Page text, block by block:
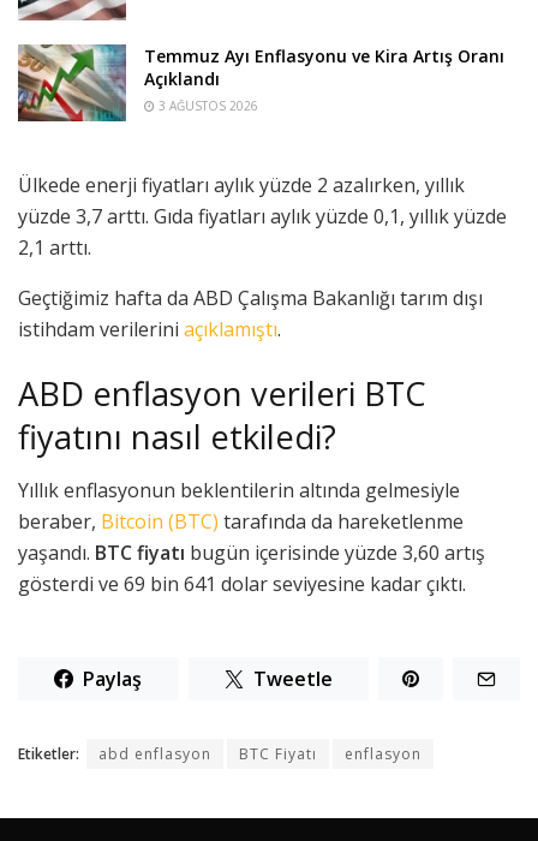
Temmuz Ayı Enflasyonu ve Kira Artış Oranı
Açıklandı
3 AĞUSTOS 2026
Ülkede enerji fiyatları aylık yüzde 2 azalırken, yıllık
yüzde 3,7 arttı. Gıda fiyatları aylık yüzde 0,1, yıllık yüzde
2,1 arttı.
Geçtiğimiz hafta da ABD Çalışma Bakanlığı tarım dışı
istihdam verilerini açıklamıştı.
ABD enflasyon verileri BTC
fiyatını nasıl etkiledi?
Yıllık enflasyonun beklentilerin altında gelmesiyle
beraber, Bitcoin (BTC) tarafında da hareketlenme
yaşandı. BTC fiyatı bugün içerisinde yüzde 3,60 artış
gösterdi ve 69 bin 641 dolar seviyesine kadar çıktı.
Paylaş Tweetle
Etiketler: abd enflasyon BTC Fiyatı enflasyon